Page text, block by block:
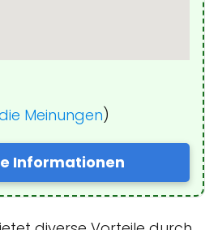
Meinungen)
Informationen